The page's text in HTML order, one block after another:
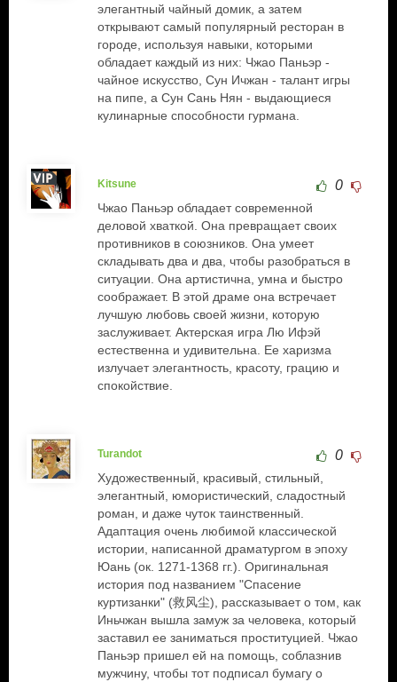
элегантный чайный домик, а затем
открывают самый популярный ресторан в
городе, используя навыки, которыми
обладает каждый из них: Чжао Паньэр -
чайное искусство, Сун Ичжан - талант игры
на пипе, а Сун Сань Нян - выдающиеся
кулинарные способности гурмана.
Kitsune 0
Чжао Паньэр обладает современной
деловой хваткой. Она превращает своих
противников в союзников. Она умеет
складывать два и два, чтобы разобраться в
ситуации. Она артистична, умна и быстро
соображает. В этой драме она встречает
лучшую любовь своей жизни, которую
заслуживает. Актерская игра Лю Ифэй
естественна и удивительна. Ее харизма
излучает элегантность, красоту, грацию и
спокойствие.
Turandot 0
Художественный, красивый, стильный,
элегантный, юмористический, сладостный
роман, и даже чуток таинственный.
Адаптация очень любимой классической
истории, написанной драматургом в эпоху
Юань (ок. 1271-1368 гг.). Оригинальная
история под названием "Спасение
куртизанки" (救风尘), рассказывает о том, как
Иньчжан вышла замуж за человека, который
заставил ее заниматься проституцией. Чжао
Паньэр пришел ей на помощь, соблазнив
мужчину, чтобы тот подписал бумагу о